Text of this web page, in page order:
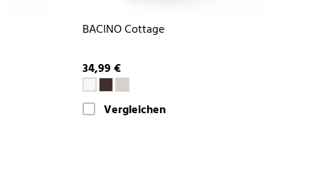
BACINO Cottage
34,99 €
Vergleichen